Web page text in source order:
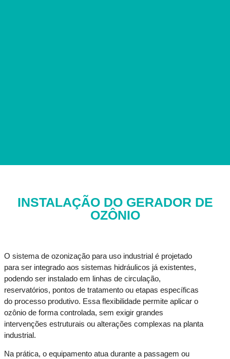
INSTALAÇÃO DO GERADOR DE
OZÔNIO
O sistema de ozonização para uso industrial é projetado
para ser integrado aos sistemas hidráulicos já existentes,
podendo ser instalado em linhas de circulação,
reservatórios, pontos de tratamento ou etapas específicas
do processo produtivo. Essa flexibilidade permite aplicar o
ozônio de forma controlada, sem exigir grandes
intervenções estruturais ou alterações complexas na planta
industrial.
Na prática, o equipamento atua durante a passagem ou